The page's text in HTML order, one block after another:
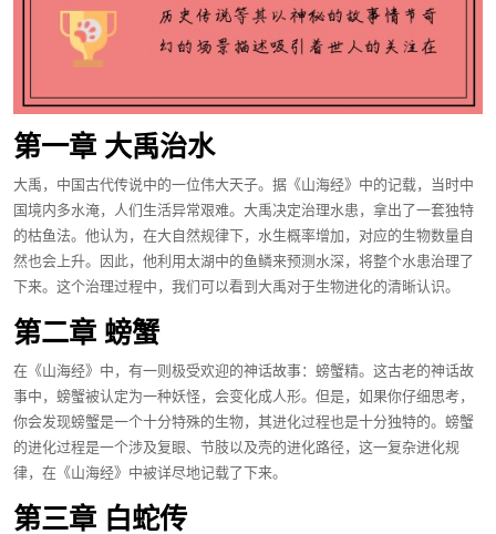
第一章 大禹治水
大禹，中国古代传说中的一位伟大天子。据《山海经》中的记载，当时中
国境内多水淹，人们生活异常艰难。大禹决定治理水患，拿出了一套独特
的枯鱼法。他认为，在大自然规律下，水生概率增加，对应的生物数量自
然也会上升。因此，他利用太湖中的鱼鳞来预测水深，将整个水患治理了
下来。这个治理过程中，我们可以看到大禹对于生物进化的清晰认识。
第二章 螃蟹
在《山海经》中，有一则极受欢迎的神话故事：螃蟹精。这古老的神话故
事中，螃蟹被认定为一种妖怪，会变化成人形。但是，如果你仔细思考，
你会发现螃蟹是一个十分特殊的生物，其进化过程也是十分独特的。螃蟹
的进化过程是一个涉及复眼、节肢以及壳的进化路径，这一复杂进化规
律，在《山海经》中被详尽地记载了下来。
第三章 白蛇传